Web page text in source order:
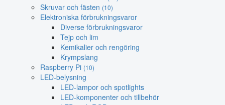
Skruvar och fästen (10)
Elektroniska förbrukningsvaror
Diverse förbrukningsvaror
Tejp och lim
Kemikalier och rengöring
Krympslang
Raspberry Pi (10)
LED-belysning
LED-lampor och spotlights
LED-komponenter och tillbehör